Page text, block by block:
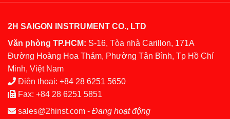
2H SAIGON INSTRUMENT CO., LTD
Văn phòng TP.HCM: S-16, Tòa nhà Carillon, 171A
Đường Hoàng Hoa Thám, Phường Tân Bình, Tp Hồ Chí
Minh, Việt Nam
Điện thoại: +84 28 6251 5650
Fax: +84 28 6251 5851
sales@2hinst.com - Đang hoạt động